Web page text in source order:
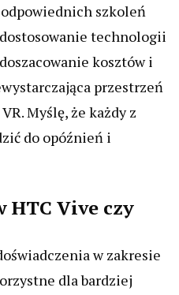
odpowiednich szkoleń
dostosowanie technologii
kosztów i
przestrzeń
Myślę, że każdy z
do opóźnień i
HTC Vive czy
w zakresie
dla bardziej